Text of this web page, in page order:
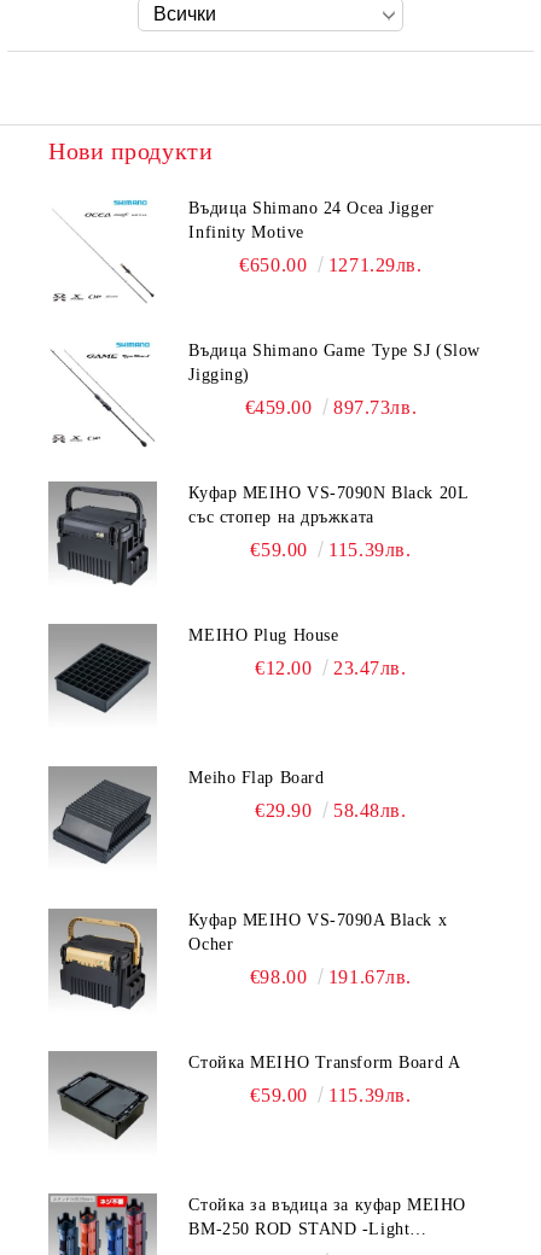
Нови продукти
Въдица Shimano 24 Ocea Jigger
Infinity Motive
€650.00 1271.29лв.
Въдица Shimano Game Type SJ (Slow
Jigging)
€459.00 897.73лв.
Куфар MEIHO VS-7090N Black 20L
със стопер на дръжката
€59.00 115.39лв.
MEIHO Plug House
€12.00 23.47лв.
Meiho Flap Board
€29.90 58.48лв.
Куфар MEIHO VS-7090A Black x
Ocher
€98.00 191.67лв.
Стойка MEIHO Transform Board A
€59.00 115.39лв.
Стойка за въдица за куфар MEIHO
BM-250 ROD STAND -Light